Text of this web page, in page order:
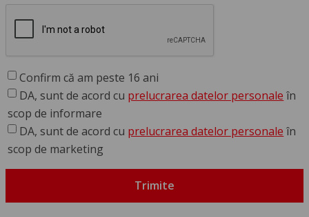
Confirm că am peste 16 ani
DA, sunt de acord cu prelucrarea datelor personale în
scop de informare
DA, sunt de acord cu prelucrarea datelor personale în
scop de marketing
Trimite